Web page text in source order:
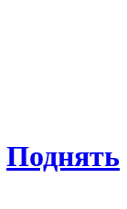
Поднять